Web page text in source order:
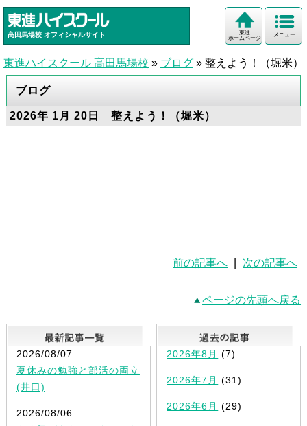
高田馬場校 オフィシャルサイト メニュー
東進
ホームページ
東進ハイスクール 高田馬場校 » ブログ » 整えよう！（堀米）
ブログ
2026年 1月 20日 整えよう！（堀米）
前の記事へ 次の記事へ
ページの先頭へ戻る
最新記事一覧
2026/08/07
夏休みの勉強と部活の両立
(井口)
2026/08/06
2026年8月 (7)
2026年7月 (31)
2026年6月 (29)